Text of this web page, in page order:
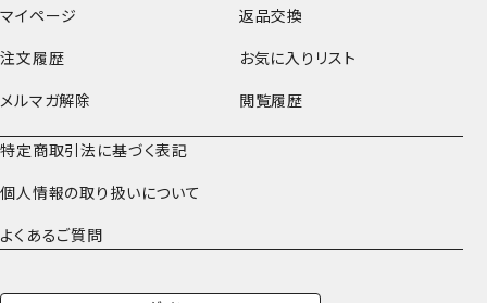
マイページ
返品交換
注文履歴
お気に入りリスト
メルマガ解除
閲覧履歴
特定商取引法に基づく表記
個人情報の取り扱いについて
よくあるご質問